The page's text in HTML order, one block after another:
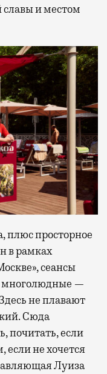
славы и местом
плюс просторное
в рамках
сеансы
многолюдные —
не плавают
Сюда
почитать, если
если не хочется
Луиза